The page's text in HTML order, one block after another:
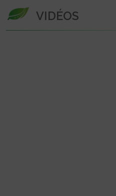
VIDÉOS